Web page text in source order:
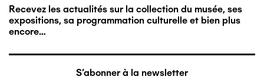
Recevez les actualités sur la collection du musée, ses
expositions, sa programmation culturelle et bien plus
encore…
S'abonner à la newsletter